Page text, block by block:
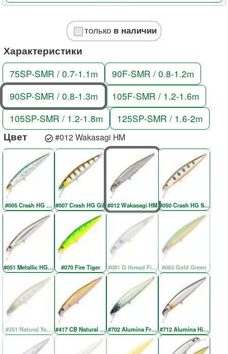
только в наличии
Характеристики
75SP-SMR / 0.7-1.1m
90F-SMR / 0.8-1.2m
90SP-SMR / 0.8-1.3m
105F-SMR / 1.2-1.6m
105SP-SMR / 1.2-1.8m
125SP-SMR / 1.6-2m
Цвет #012 Wakasagi HM
#005 Crash HG Wakasagi#007 Crash HG Gill #012 Wakasagi HM #050 Crash HG Silver
#051 Metallic HG Silver & Black OB RE
#070 Fire Tiger #081 G thread Fin Shad#083 Gold Green
#351 Natural Yamame YE#417 CB Natural Brown#702 Alumina Fresh Green SH#712 Alumina Higenaga